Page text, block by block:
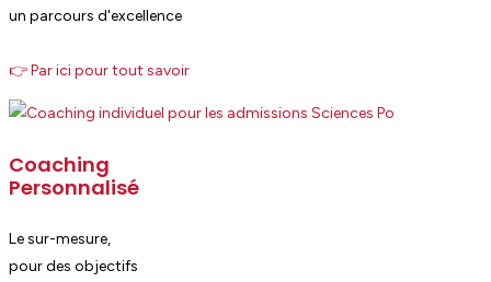
un parcours d'excellence
👉 Par ici pour tout savoir
Coaching
Personnalisé
Le sur-mesure,
pour des objectifs